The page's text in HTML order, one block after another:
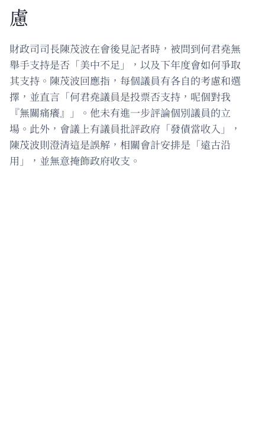
慮
財政司司長陳茂波在會後見記者時，被問到何君堯無
舉手支持是否「美中不足」，以及下年度會如何爭取
其支持。陳茂波回應指，每個議員有各自的考慮和選
擇，並直言「何君堯議員是投票否支持，呢個對我
『無關痛癢』」。他未有進一步評論個別議員的立
場。此外，會議上有議員批評政府「發債當收入」，
陳茂波則澄清這是誤解，相關會計安排是「遠古沿
用」，並無意掩飾政府收支。